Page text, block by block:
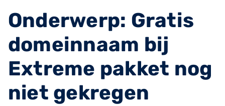
Onderwerp: Gratis
domeinnaam bij
Extreme pakket nog
niet gekregen